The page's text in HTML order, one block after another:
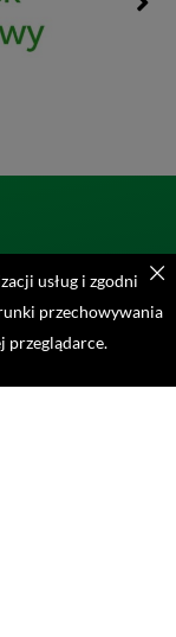
usług i zgodnie
przechowywania
przeglądarce.